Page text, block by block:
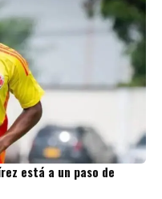
está a un paso de